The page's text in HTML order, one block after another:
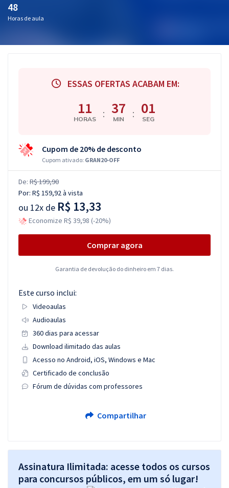
Aprovados
48
Horas de aula
ESSAS OFERTAS ACABAM EM:
11
HORAS : 37
MIN : 00
SEG
Cupom de 20% de desconto
Cupom ativado: GRAN20-OFF
De: R$ 199,90
Por: R$ 159,92à vista
ou 12x de R$ 13,33
Economize R$ 39,98 (-20%)
Comprar agora
Garantia de devolução do dinheiro em 7 dias.
Este curso inclui:
Videoaulas
Audioaulas
360 dias para acessar
Download ilimitado das aulas
Acesso no Android, iOS, Windows e Mac
Certificado de conclusão
Fórum de dúvidas com professores
Compartilhar
Assinatura Ilimitada: acesse todos os cursos
para concursos públicos, em um só lugar!